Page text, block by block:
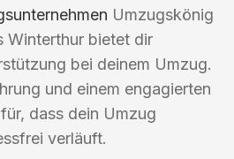
Umzugskönig
Winterthur bietet dir
bei deinem Umzug.
und einem engagierten
dass dein Umzug
verläuft.